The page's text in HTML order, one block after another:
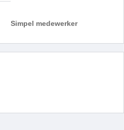
Simpel medewerker